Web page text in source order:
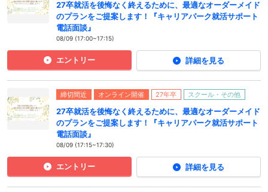
27卒就活を後悔なく終えるために、最適なオーダーメイド
のプランをご提案します！『キャリアパーク就活サポート
電話面談』
08/09 (17:00~17:15)
エントリー 詳細を見る
締切間近 オンライン開催 27年卒 スクール・その他
27卒就活を後悔なく終えるために、最適なオーダーメイド
のプランをご提案します！『キャリアパーク就活サポート
電話面談』
08/09 (17:15~17:30)
エントリー 詳細を見る